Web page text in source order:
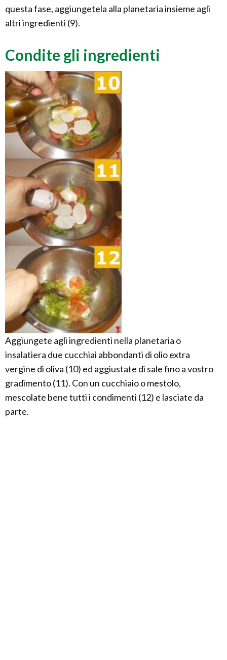
questa fase, aggiungetela alla planetaria insieme agli
altri ingredienti (9).
Condite gli ingredienti
Aggiungete agli ingredienti nella planetaria o
insalatiera due cucchiai abbondanti di olio extra
vergine di oliva (10) ed aggiustate di sale fino a vostro
gradimento (11). Con un cucchiaio o mestolo,
mescolate bene tutti i condimenti (12) e lasciate da
parte.